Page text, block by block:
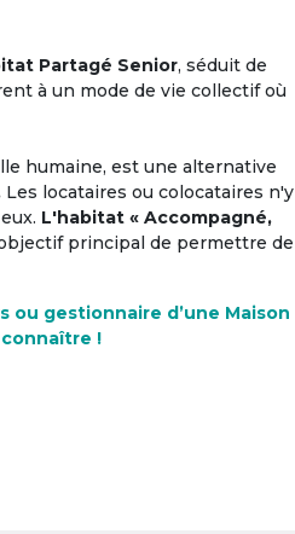
Partagé Senior, séduit de
à un mode de vie collectif où
humaine, est une alternative
Les locataires ou colocataires n'y
L'habitat « Accompagné,
principal de permettre de
gestionnaire d’une Maison
!